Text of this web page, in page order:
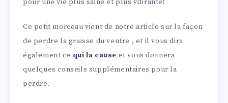
pour une vie plus saine et plus vibrante!
Ce petit morceau vient de notre article sur la façon
de perdre la graisse du ventre , et il vous dira
également ce qui la cause et vous donnera
quelques conseils supplémentaires pour la
perdre.